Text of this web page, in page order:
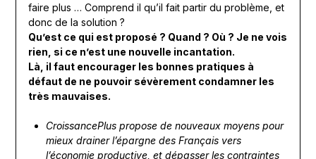
faire plus … Comprend il qu’il fait partir du problème, et
donc de la solution ?
Qu’est ce qui est proposé ? Quand ? Où ? Je ne vois
rien, si ce n’est une nouvelle incantation.
Là, il faut encourager les bonnes pratiques à
défaut de ne pouvoir sévèrement condamner les
très mauvaises.
CroissancePlus propose de nouveaux moyens pour
mieux drainer l’épargne des Français vers
l’économie productive, et dépasser les contraintes